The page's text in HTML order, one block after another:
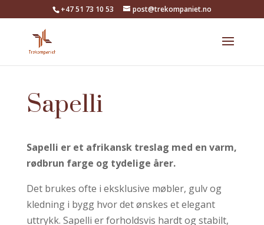
+47 51 73 10 53 post@trekompaniet.no
Sapelli
Sapelli er et afrikansk treslag med en varm,
rødbrun farge og tydelige årer.
Det brukes ofte i eksklusive møbler, gulv og
kledning i bygg hvor det ønskes et elegant
uttrykk. Sapelli er forholdsvis hardt og stabilt,